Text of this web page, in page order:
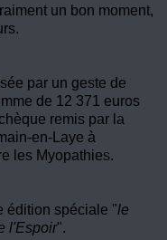
un bon moment,
par un geste de
de 12 371 euros
remis par la
en-Laye à
les Myopathies.
édition spéciale "le
l'Espoir".